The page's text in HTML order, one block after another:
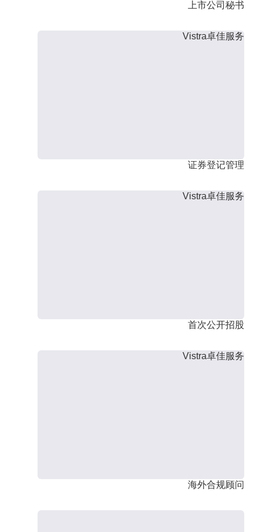
上市公司秘书
Vistra卓佳服务
证券登记管理
Vistra卓佳服务
首次公开招股
Vistra卓佳服务
海外合规顾问